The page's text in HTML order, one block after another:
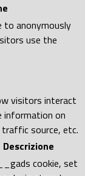
to anonymously
use the
visitors interact
information on
source, etc.
Descrizione
cookie, set